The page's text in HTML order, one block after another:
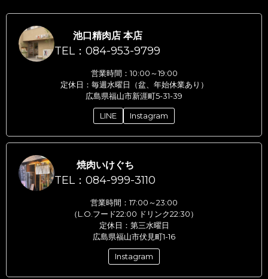
池口精肉店 本店
TEL：084-953-9799
営業時間：10:00～19:00
定休日：毎週水曜日（盆、年始休業あり）
広島県福山市新涯町5-31-39
LINE Instagram
焼肉いけぐち
TEL：084-999-3110
営業時間：17:00～23:00
（L.O.フード22:00 ドリンク22:30）
定休日：第三水曜日
広島県福山市伏見町1-16
Instagram